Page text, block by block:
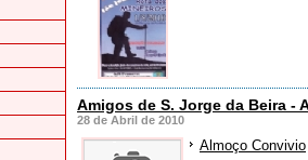
Amigos de S. Jorge da Beira -
28 de Abril de 2010
Almoço Convivio